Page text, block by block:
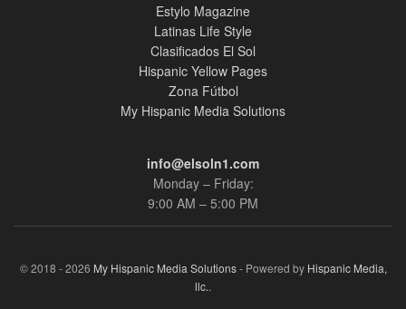
Estylo Magazine
Latinas Life Style
Clasificados El Sol
Hispanic Yellow Pages
Zona Fútbol
My Hispanic Media Solutions
info@elsoln1.com
Monday – Friday:
9:00 AM – 5:00 PM
© 2018 - 2026 My Hispanic Media Solutions- Powered by Hispanic Media,
llc..